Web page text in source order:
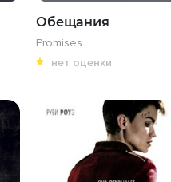
Обещания
Promises
нет оценки